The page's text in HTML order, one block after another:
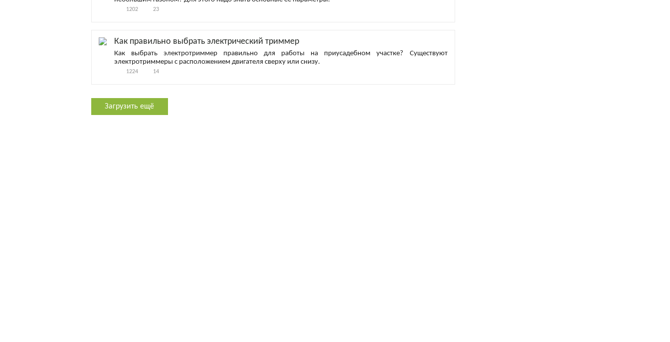
1202 23
Как правильно выбрать электрический триммер
Как выбрать электротриммер правильно для работы на приусадебном участке? Существуют
электротриммеры с расположением двигателя сверху или снизу.
1224 14
Загрузить ещё